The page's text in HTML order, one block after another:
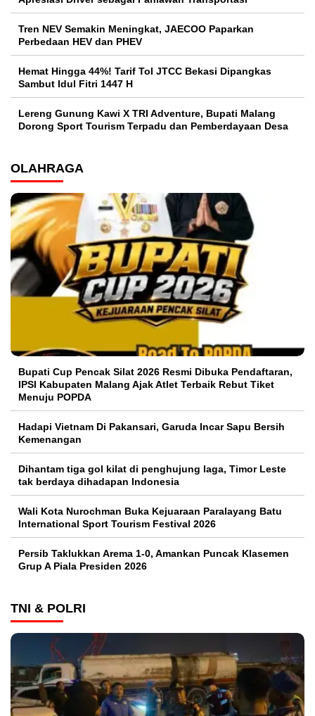
Tren NEV Semakin Meningkat, JAECOO Paparkan
Perbedaan HEV dan PHEV
Hemat Hingga 44%! Tarif Tol JTCC Bekasi Dipangkas
Sambut Idul Fitri 1447 H
Lereng Gunung Kawi X TRI Adventure, Bupati Malang
Dorong Sport Tourism Terpadu dan Pemberdayaan Desa
OLAHRAGA
Bupati Cup Pencak Silat 2026 Resmi Dibuka Pendaftaran,
IPSI Kabupaten Malang Ajak Atlet Terbaik Rebut Tiket
Menuju POPDA
Hadapi Vietnam Di Pakansari, Garuda Incar Sapu Bersih
Kemenangan
Dihantam tiga gol kilat di penghujung laga, Timor Leste
tak berdaya dihadapan Indonesia
Wali Kota Nurochman Buka Kejuaraan Paralayang Batu
International Sport Tourism Festival 2026
Persib Taklukkan Arema 1-0, Amankan Puncak Klasemen
Grup A Piala Presiden 2026
TNI & POLRI